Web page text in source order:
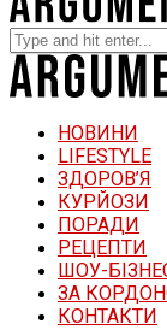
НОВИНИ
LIFESTYLE
ЗДОРОВ’Я
КУРЙОЗИ
ПОРАДИ
РЕЦЕПТИ
ШОУ-
ЗА
КОНТАКТИ